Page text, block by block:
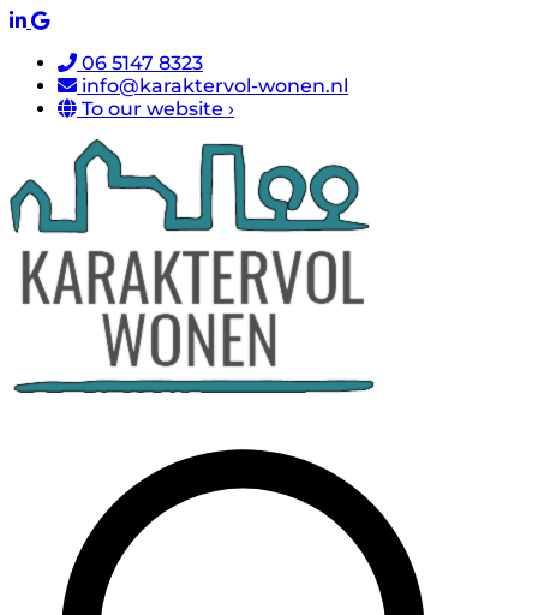
06 5147 8323
info@karaktervol-wonen.nl
To our website ›